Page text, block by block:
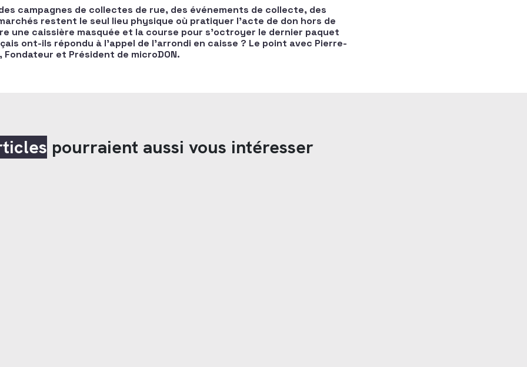
campagnes de collectes de rue, des événements de collecte, des
restent le seul lieu physique où pratiquer l’acte de don hors de
une caissière masquée et la course pour s’octroyer le dernier paquet
ont-ils répondu à l’appel de l’arrondi en caisse ? Le point avec Pierre-
Fondateur et Président de microDON.
pourraient aussi vous intéresser